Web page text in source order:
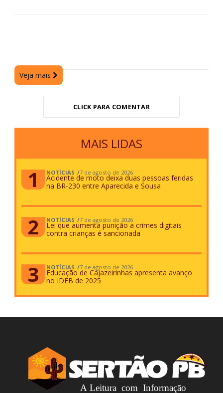
Veja mais
CLICK PARA COMENTAR
MAIS LIDAS
NOTÍCIAS 7 de agosto de 2026
Acidente de moto deixa duas pessoas feridas
na BR-230 entre Aparecida e Sousa
NOTÍCIAS 7 de agosto de 2026
Lei que aumenta punição a crimes digitais
contra crianças é sancionada
NOTÍCIAS 7 de agosto de 2026
Educação de Cajazeirinhas apresenta avanço
no IDEB de 2025